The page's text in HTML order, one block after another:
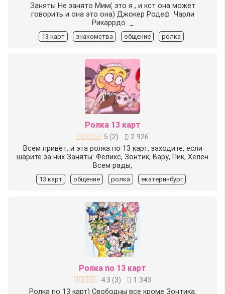
Заняты Не занято️ Мим( это я , и кст она может
говорить и она это она) Джокер️ Родеф ️ Чарли️
Рикаррдо ️ _
13 карт знакомства общение ролка
Ролка 13 карт
5 (2)
2 926
Всем привет, и эта ролка по 13 карт, заходите, если
шарите за них Заняты: Феликс, Зонтик, Вару, Пик, Хелен
Всем рады,
13 карт общение ролка екатеринбург
Ролка по 13 карт
4.3 (3)
1 343
Ролка по 13 карт) Свободны все кроме Зонтика.